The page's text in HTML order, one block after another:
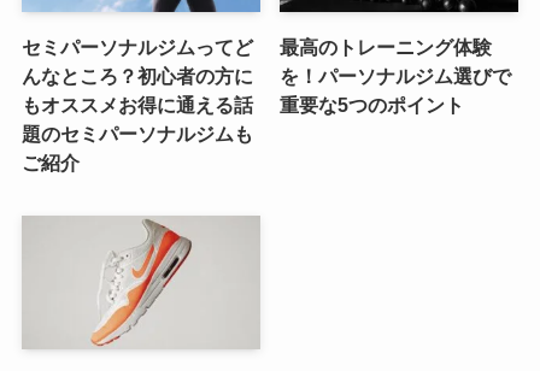
セミパーソナルジムってど
んなところ？初心者の方に
もオススメお得に通える話
題のセミパーソナルジムも
ご紹介
最高のトレーニング体験
を！パーソナルジム選びで
重要な5つのポイント